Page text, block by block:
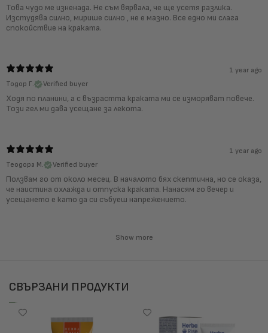
Това чудо ме изненада. Не съм вярвала, че ще усетя разлика.
Изстудява силно, мирише силно , не е мазно. Все едно ми слага
спокойствие на краката.
1 year ago
Тодор Г.
Verified buyer
Ходя по планини, а с възрастта краката ми се изморяват повече.
Този гел ми дава усещане за лекота.
1 year ago
Теодора М.
Verified buyer
Ползвам го от около месец. В началото бях скептична, но се оказа,
че наистина охлажда и отпуска краката. Нанасям го вечер и
усещането е като да си събуеш напрежението.
Show more
СВЪРЗАНИ ПРОДУКТИ